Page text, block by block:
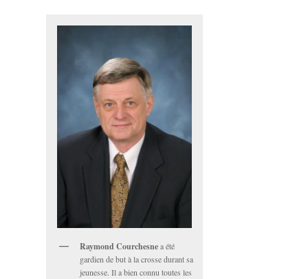
Raymond Courchesnea été
gardien de but à la crosse durant sa
jeunesse. Il a bien connu toutes les